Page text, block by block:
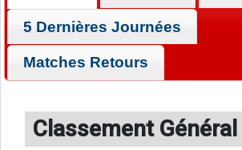
5 Dernières Journées
Matches Retours
Classement Général